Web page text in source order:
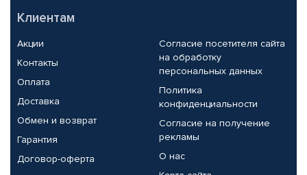
Клиентам
Акции
Контакты
Оплата
Доставка
Обмен и возврат
Гарантия
Договор-оферта
Согласие посетителя сайта
на обработку
персональных данных
Политика
конфиденциальности
Согласие на получение
рекламы
О нас